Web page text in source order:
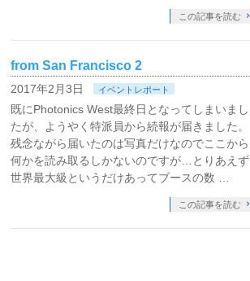
この記事を読む
from San Francisco 2
2017年2月3日 イベントレポート
既にPhotonics West最終日となってしまいまし
たが、ようやく特派員から続報が届きました。
残念ながら届いたのは写真だけなのでここから
何かを読み取るしかないのですが…とりあえず
世界最大級というだけあってブースの数 …
この記事を読む